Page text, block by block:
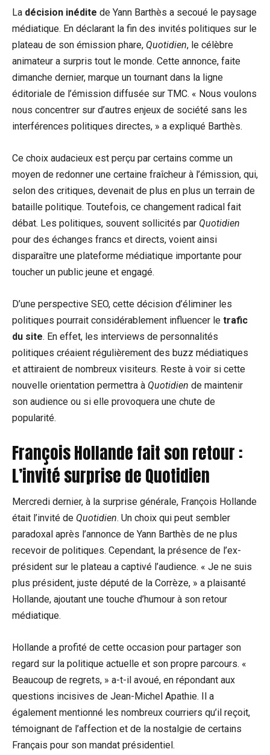
La décision inédite de Yann Barthès a secoué le paysage
médiatique. En déclarant la fin des invités politiques sur le
plateau de son émission phare, Quotidien, le célèbre
animateur a surpris tout le monde. Cette annonce, faite
dimanche dernier, marque un tournant dans la ligne
éditoriale de l’émission diffusée sur TMC. « Nous voulons
nous concentrer sur d’autres enjeux de société sans les
interférences politiques directes, » a expliqué Barthès.
Ce choix audacieux est perçu par certains comme un
moyen de redonner une certaine fraîcheur à l’émission, qui,
selon des critiques, devenait de plus en plus un terrain de
bataille politique. Toutefois, ce changement radical fait
débat. Les politiques, souvent sollicités par Quotidien
pour des échanges francs et directs, voient ainsi
disparaître une plateforme médiatique importante pour
toucher un public jeune et engagé.
D’une perspective SEO, cette décision d’éliminer les
politiques pourrait considérablement influencer le trafic
du site. En effet, les interviews de personnalités
politiques créaient régulièrement des buzz médiatiques
et attiraient de nombreux visiteurs. Reste à voir si cette
nouvelle orientation permettra à Quotidien de maintenir
son audience ou si elle provoquera une chute de
popularité.
François Hollande fait son retour :
L’invité surprise de Quotidien
Mercredi dernier, à la surprise générale, François Hollande
était l’invité de Quotidien. Un choix qui peut sembler
paradoxal après l’annonce de Yann Barthès de ne plus
recevoir de politiques. Cependant, la présence de l’ex-
président sur le plateau a captivé l’audience. « Je ne suis
plus président, juste député de la Corrèze, » a plaisanté
Hollande, ajoutant une touche d’humour à son retour
médiatique.
Hollande a profité de cette occasion pour partager son
regard sur la politique actuelle et son propre parcours. «
Beaucoup de regrets, » a-t-il avoué, en répondant aux
questions incisives de Jean-Michel Apathie. Il a
également mentionné les nombreux courriers qu’il reçoit,
témoignant de l’affection et de la nostalgie de certains
Français pour son mandat présidentiel.